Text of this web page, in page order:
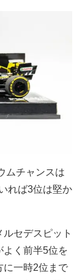
ムチャンスは
れば3位は堅か
セデスピット
よく前半5位を
に一時2位まで